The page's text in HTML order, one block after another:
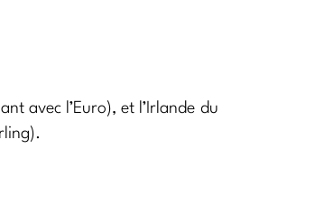
avec l’Euro), et l’Irlande du